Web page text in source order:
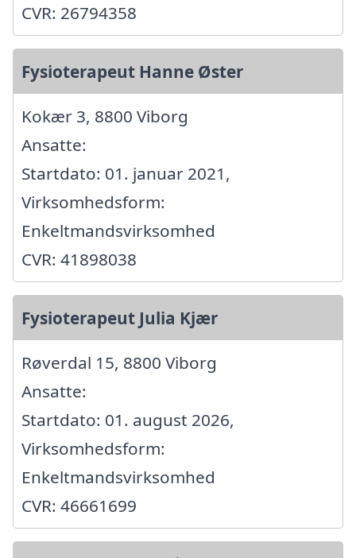
CVR: 26794358
Fysioterapeut Hanne Øster
Kokær 3, 8800 Viborg
Ansatte:
Startdato: 01. januar 2021,
Virksomhedsform:
Enkeltmandsvirksomhed
CVR: 41898038
Fysioterapeut Julia Kjær
Røverdal 15, 8800 Viborg
Ansatte:
Startdato: 01. august 2026,
Virksomhedsform:
Enkeltmandsvirksomhed
CVR: 46661699